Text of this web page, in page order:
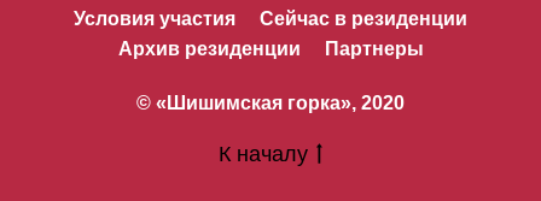
Условия участия
Сейчас в резиденции
Архив резиденции
Партнеры
© «Шишимская горка», 2020
К началу